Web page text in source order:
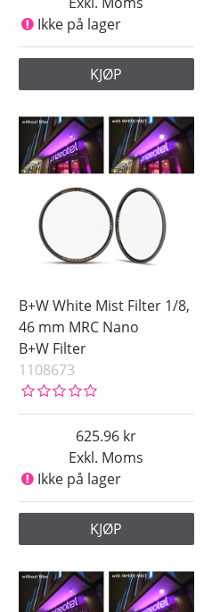
Pris
95 mm
Strenght
1
1/8
Ikke på lager
KJØP
B+W White Mist Filter 1/8,
46 mm MRC Nano
B+W Filter
1108673
Exkl. Moms
625.96
Ikke på lager
KJØP